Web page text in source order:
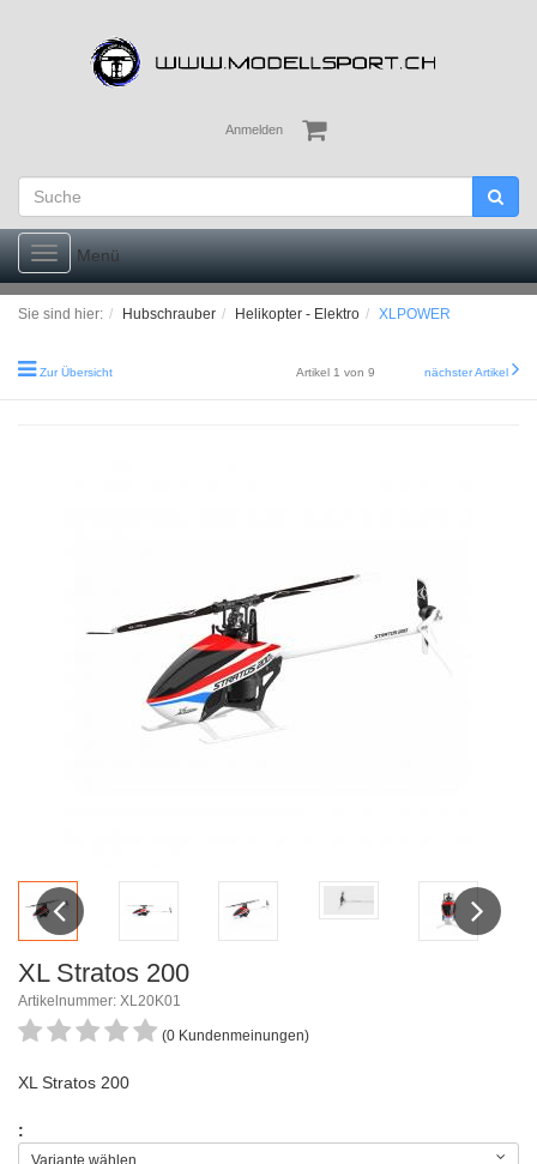
Anmelden
Toggle
navigation
Menü
Sie sind hier: Hubschrauber Helikopter - Elektro XLPOWER
Zur Übersicht Artikel 1 von 9 nächster Artikel
Previous Next
XL Stratos 200
Artikelnummer: XL20K01
(0 Kundenmeinungen)
XL Stratos 200
:
Variante wählen